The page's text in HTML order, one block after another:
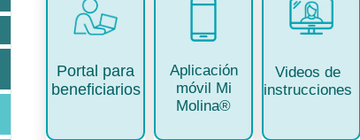
Portal para
beneficiarios
Aplicación
móvil Mi
Molina®
Videos de
instrucciones